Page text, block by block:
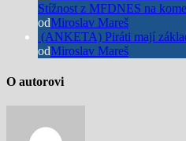
Stížnost z MFDNES na
odMiroslav Mareš
(ANKETA) Piráti mají
odMiroslav Mareš
O autorovi